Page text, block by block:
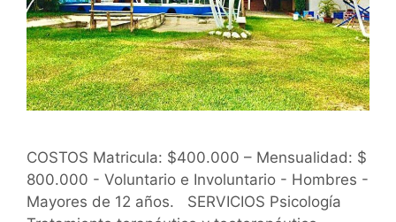
COSTOS Matricula: $400.000 – Mensualidad: $
800.000 - Voluntario e Involuntario - Hombres -
Mayores de 12 años. SERVICIOS Psicología